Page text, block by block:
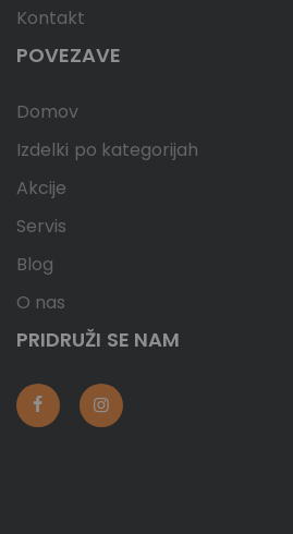
Kontakt
POVEZAVE
Domov
Izdelki po kategorijah
Akcije
Servis
Blog
O nas
PRIDRUŽI SE NAM